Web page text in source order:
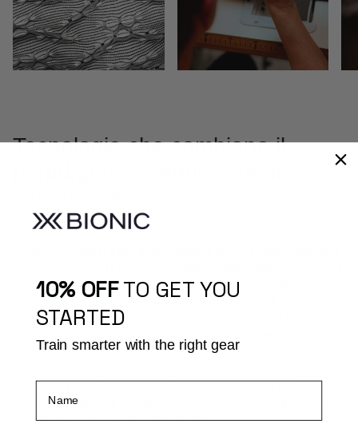
Tecnologie che cambiano il
ogni possibile vantaggio. La ricerca high‑tech e i
materiali innovativi spingono i confini del possibile.
Ogni dettaglio viene analizzato con attenzione e i
sofisticati.
Ciò che prende vita nei laboratori viene poi
perfezionato sui sentieri, sulle strade e sulle piste
d’Europa e del resto del mondo.
10% OFFTO GET YOU
STARTED
Train smarter with the right gear
Name